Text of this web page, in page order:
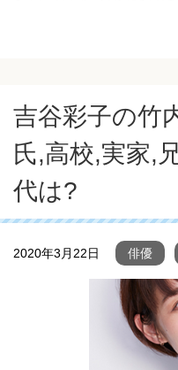
吉谷彩子の竹
氏,高校,実家,
代は?
2020年3月22日 俳優